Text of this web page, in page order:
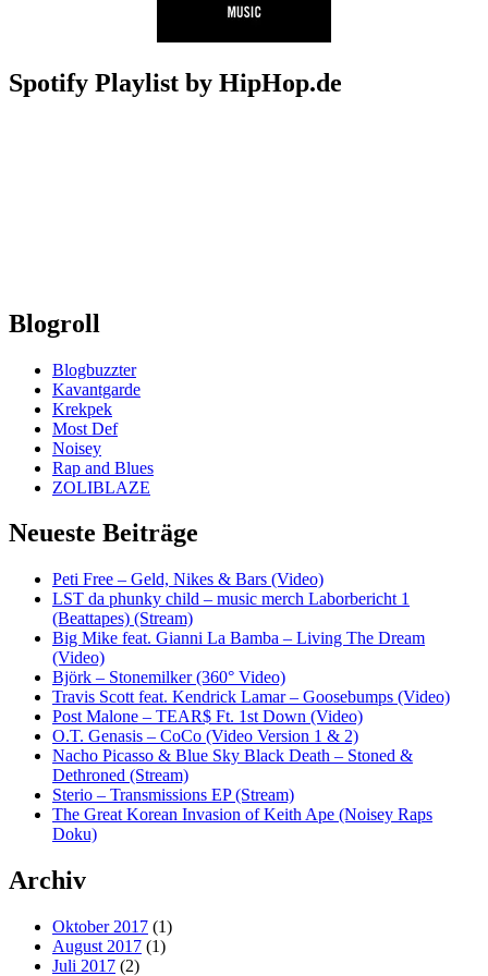
Spotify Playlist by HipHop.de
Blogroll
Blogbuzzter
Kavantgarde
Krekpek
Most Def
Noisey
Rap and Blues
ZOLIBLAZE
Neueste Beiträge
Peti Free – Geld, Nikes & Bars (Video)
LST da phunky child – music merch Laborbericht 1
(Beattapes) (Stream)
Big Mike feat. Gianni La Bamba – Living The Dream
(Video)
Björk – Stonemilker (360° Video)
Travis Scott feat. Kendrick Lamar – Goosebumps (Video)
Post Malone – TEAR$ Ft. 1st Down (Video)
O.T. Genasis – CoCo (Video Version 1 & 2)
Nacho Picasso & Blue Sky Black Death – Stoned &
Dethroned (Stream)
Sterio – Transmissions EP (Stream)
The Great Korean Invasion of Keith Ape (Noisey Raps
Doku)
Archiv
Oktober 2017 (1)
August 2017 (1)
Juli 2017 (2)